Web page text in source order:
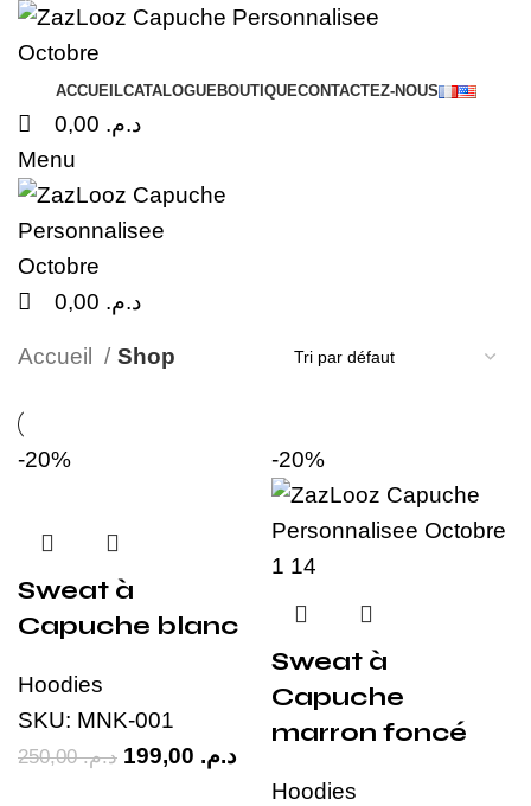
ACCUEILCATALOGUEBOUTIQUECONTACTEZ-NOUS
د.م.
Menu
د.م.
Accueil Shop
-20%
Sweat à
Capuche blanc
Hoodies
SKU: MNK-001
د.م.250,00 د.م.
-20%
Sweat à
Capuche
marron foncé
Hoodies
0